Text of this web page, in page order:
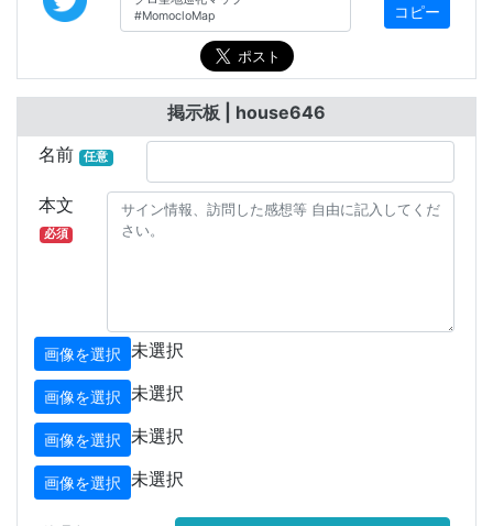
コピー
掲示板 | house646
名前
任意
本文
必須
画像を選択 未選択
画像を選択 未選択
画像を選択 未選択
画像を選択 未選択